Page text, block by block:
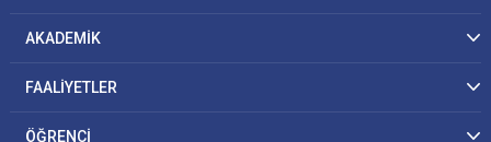
AKADEMİK
FAALİYETLER
ÖĞRENCİ